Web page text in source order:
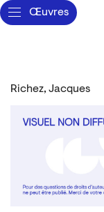
Œuvres
Richez, Jacques